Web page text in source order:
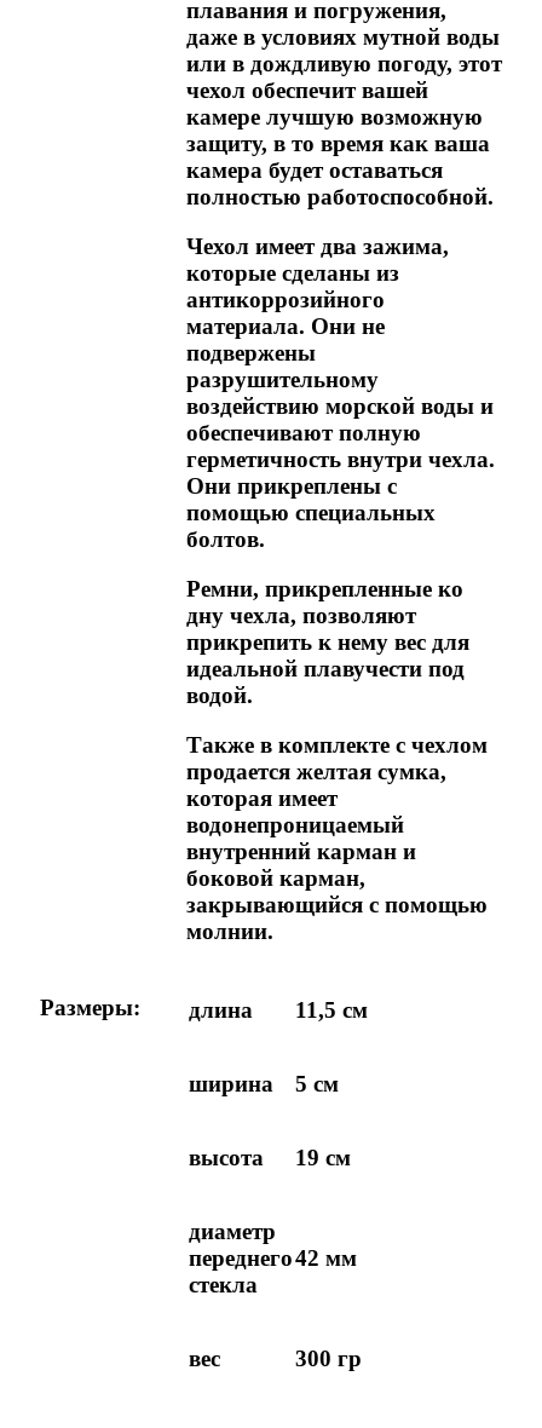
плавания и погружения,
даже в условиях мутной воды
или в дождливую погоду, этот
чехол обеспечит вашей
камере лучшую возможную
защиту, в то время как ваша
камера будет оставаться
полностью работоспособной.
Чехол имеет два зажима,
которые сделаны из
антикоррозийного
материала. Они не
подвержены
разрушительному
воздействию морской воды и
обеспечивают полную
герметичность внутри чехла.
Они прикреплены с
помощью специальных
болтов.
Ремни, прикрепленные ко
дну чехла, позволяют
прикрепить к нему вес для
идеальной плавучести под
водой.
Также в комплекте с чехлом
продается желтая сумка,
которая имеет
водонепроницаемый
внутренний карман и
боковой карман,
закрывающийся с помощью
молнии.
Размеры: длина 11,5 см
ширина 5 см
высота 19 см
диаметр
переднего
стекла
42 мм
вес 300 гр